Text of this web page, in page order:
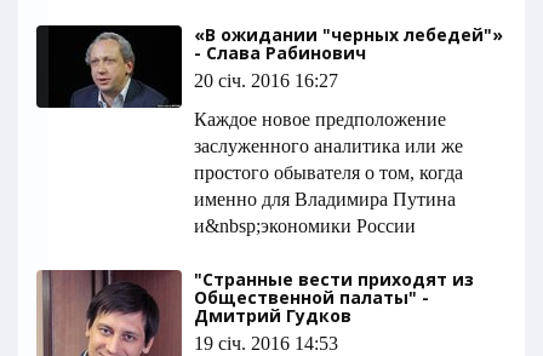
«В ожидании "черных лебедей"»
- Слава Рабинович
20 січ. 2016 16:27
Каждое новое предположение
заслуженного аналитика или же
простого обывателя о том, когда
именно для Владимира Путина
и&nbsp;экономики России
"Странные вести приходят из
Общественной палаты" -
Дмитрий Гудков
19 січ. 2016 14:53